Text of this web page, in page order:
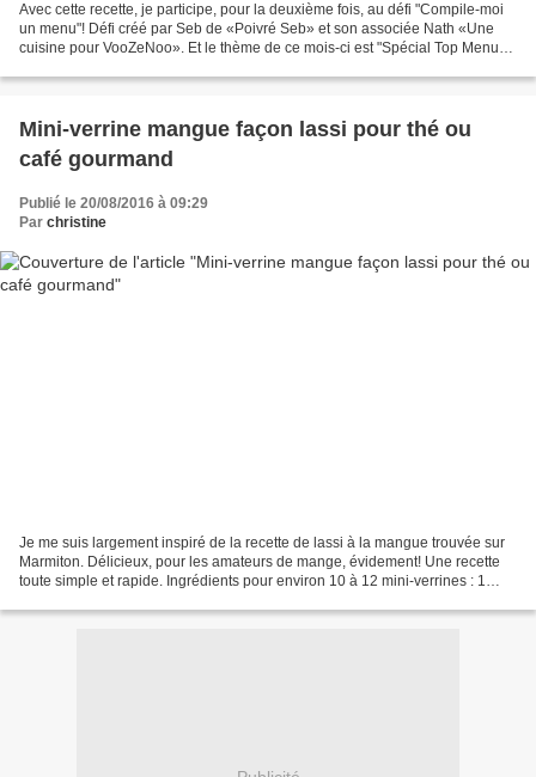
Avec cette recette, je participe, pour la deuxième fois, au défi "Compile-moi
un menu"! Défi créé par Seb de «Poivré Seb» et son associée Nath «Une
cuisine pour VooZeNoo». Et le thème de ce mois-ci est "Spécial Top Menu
Mini-verrine mangue façon lassi pour thé ou
café gourmand
Publié le 20/08/2016 à 09:29
Par christine
Je me suis largement inspiré de la recette de lassi à la mangue trouvée sur
Marmiton. Délicieux, pour les amateurs de mange, évidement! Une recette
toute simple et rapide. Ingrédients pour environ 10 à 12 mini-verrines : 1